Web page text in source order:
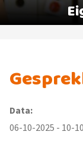
Data:
06-10-2025 - 10-